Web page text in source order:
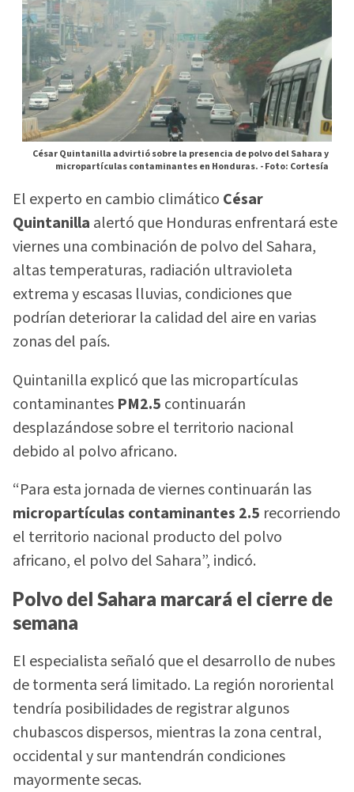
César Quintanilla advirtió sobre la presencia de polvo del Sahara y
micropartículas contaminantes en Honduras. -Foto: Cortesía
El experto en cambio climático César
Quintanilla alertó que Honduras enfrentará este
viernes una combinación de polvo del Sahara,
altas temperaturas, radiación ultravioleta
extrema y escasas lluvias, condiciones que
podrían deteriorar la calidad del aire en varias
zonas del país.
Quintanilla explicó que las micropartículas
contaminantes PM2.5 continuarán
desplazándose sobre el territorio nacional
debido al polvo africano.
“Para esta jornada de viernes continuarán las
micropartículas contaminantes 2.5 recorriendo
el territorio nacional producto del polvo
africano, el polvo del Sahara”, indicó.
Polvo del Sahara marcará el cierre de
semana
El especialista señaló que el desarrollo de nubes
de tormenta será limitado. La región nororiental
tendría posibilidades de registrar algunos
chubascos dispersos, mientras la zona central,
occidental y sur mantendrán condiciones
mayormente secas.